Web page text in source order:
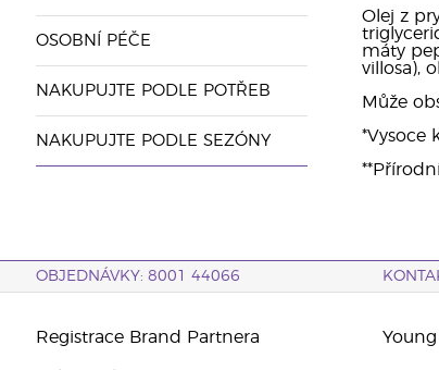
OSOBNÍ PÉČE
NAKUPUJTE PODLE POTŘEB
NAKUPUJTE PODLE SEZÓNY
Olej z
máty
villosa),
Může
*Vysoce
OBJEDNÁVKY: 8001 44066
Registrace Brand Partnera